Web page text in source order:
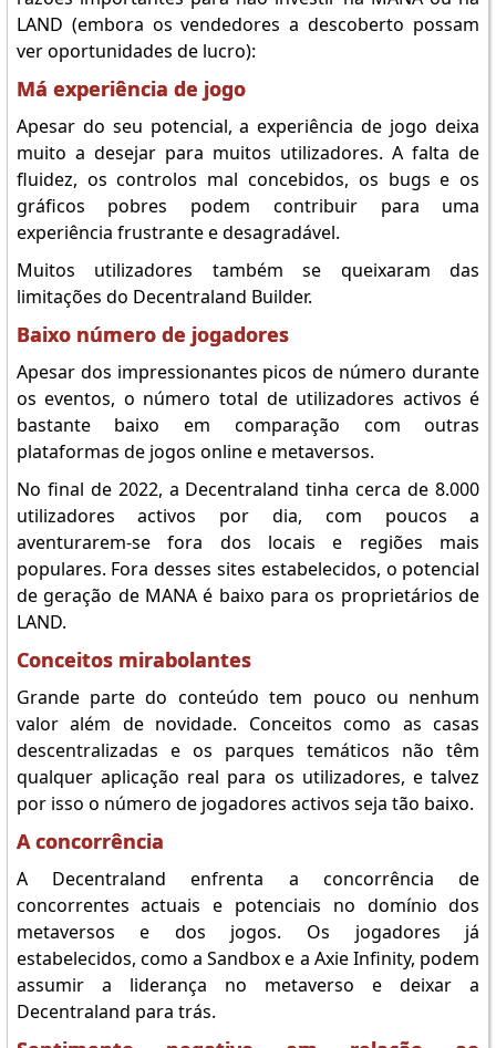
LAND (embora os vendedores a descoberto possam
ver oportunidades de lucro):
Má experiência de jogo
Apesar do seu potencial, a experiência de jogo deixa
muito a desejar para muitos utilizadores. A falta de
fluidez, os controlos mal concebidos, os bugs e os
gráficos pobres podem contribuir para uma
experiência frustrante e desagradável.
Muitos utilizadores também se queixaram das
limitações do Decentraland Builder.
Baixo número de jogadores
Apesar dos impressionantes picos de número durante
os eventos, o número total de utilizadores activos é
bastante baixo em comparação com outras
plataformas de jogos online e metaversos.
No final de 2022, a Decentraland tinha cerca de 8.000
utilizadores activos por dia, com poucos a
aventurarem-se fora dos locais e regiões mais
populares. Fora desses sites estabelecidos, o potencial
de geração de MANA é baixo para os proprietários de
LAND.
Conceitos mirabolantes
Grande parte do conteúdo tem pouco ou nenhum
valor além de novidade. Conceitos como as casas
descentralizadas e os parques temáticos não têm
qualquer aplicação real para os utilizadores, e talvez
por isso o número de jogadores activos seja tão baixo.
A concorrência
A Decentraland enfrenta a concorrência de
concorrentes actuais e potenciais no domínio dos
metaversos e dos jogos. Os jogadores já
estabelecidos, como a Sandbox e a Axie Infinity, podem
assumir a liderança no metaverso e deixar a
Decentraland para trás.